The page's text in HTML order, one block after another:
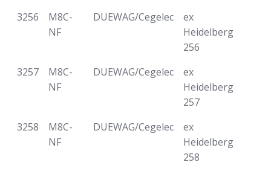
3256
M8C-
NF
DUEWAG/Cegelec
ex
Heidelberg
256
3257
M8C-
NF
DUEWAG/Cegelec
ex
Heidelberg
257
3258
M8C-
NF
DUEWAG/Cegelec
ex
Heidelberg
258